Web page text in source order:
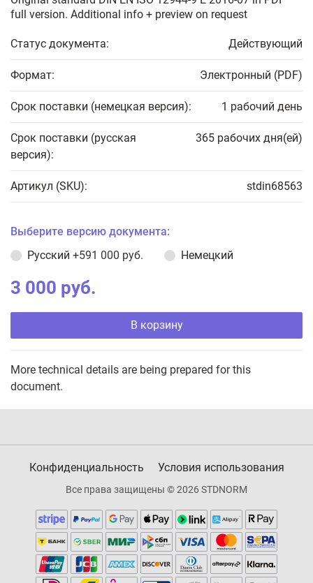
full version. Additional info + preview on request
Статус документа: Действующий
Формат: Электронный (PDF)
Срок поставки (немецкая версия): 1 рабочий день
Срок поставки (русская
версия):
365 рабочих дня(ей)
Артикул (SKU): stdin68563
Выберите версию документа:
Русский +591 000 руб. Немецкий
3 000 руб.
В корзину
More technical details are being prepared for this
document.
Конфиденциальность Условия использования
Все права защищены © 2026 STDNORM